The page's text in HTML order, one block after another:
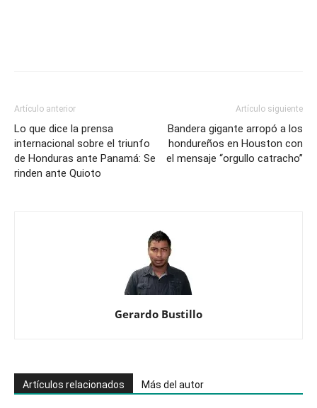
Artículo anterior
Lo que dice la prensa
internacional sobre el triunfo
de Honduras ante Panamá: Se
rinden ante Quioto
Artículo siguiente
Bandera gigante arropó a los
hondureños en Houston con
el mensaje “orgullo catracho”
Gerardo Bustillo
Artículos relacionados Más del autor